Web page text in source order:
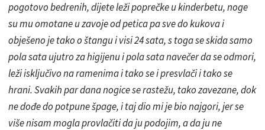
pogotovo bedrenih, dijete leži poprečke u kinderbetu, noge
su mu omotane u zavoje od petica pa sve do kukova i
obješeno je tako o štangu i visi 24 sata, s toga se skida samo
pola sata ujutro za higijenu i pola sata navečer da se odmori,
leži isključivo na ramenima i tako se i presvlači i tako se
hrani. Svakih par dana nogice se rastežu, tako zavezane, dok
ne dođe do potpune špage, i taj dio mi je bio najgori, jer se
više nisam mogla provlačiti da ju podojim, a da ju ne